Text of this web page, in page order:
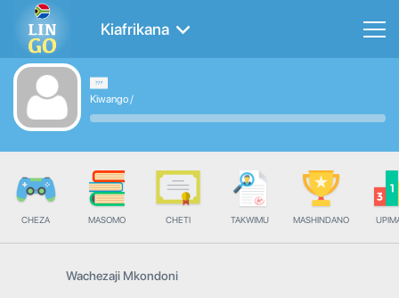
Kiafrikana
Kiwango/
CHEZA MASOMO CHETI TAKWIMU MASHINDANO
Wachezaji Mkondoni